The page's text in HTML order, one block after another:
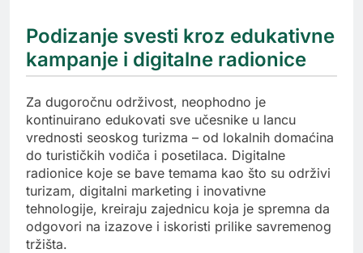
Podizanje svesti kroz edukativne
kampanje i digitalne radionice
Za dugoročnu održivost, neophodno je
kontinuirano edukovati sve učesnike u lancu
vrednosti seoskog turizma – od lokalnih domaćina
do turističkih vodiča i posetilaca. Digitalne
radionice koje se bave temama kao što su održivi
turizam, digitalni marketing i inovativne
tehnologije, kreiraju zajednicu koja je spremna da
odgovori na izazove i iskoristi prilike savremenog
tržišta.